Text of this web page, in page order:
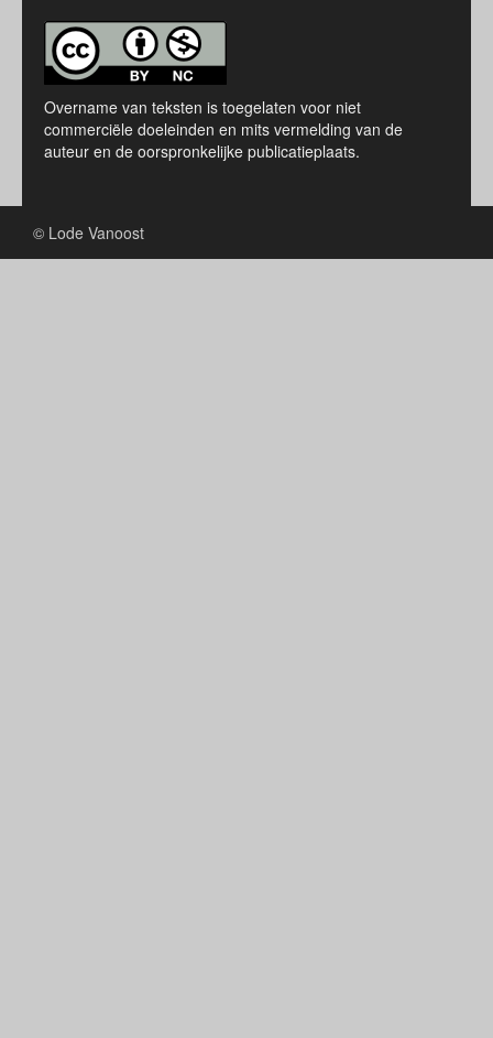
Overname van teksten is toegelaten voor niet
commerciële doeleinden en mits vermelding van de
auteur en de oorspronkelijke publicatieplaats.
© Lode Vanoost